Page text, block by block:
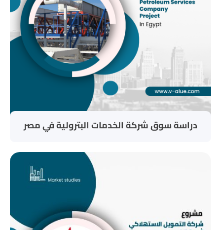
دراسة سوق شركة الخدمات البترولية في مصر